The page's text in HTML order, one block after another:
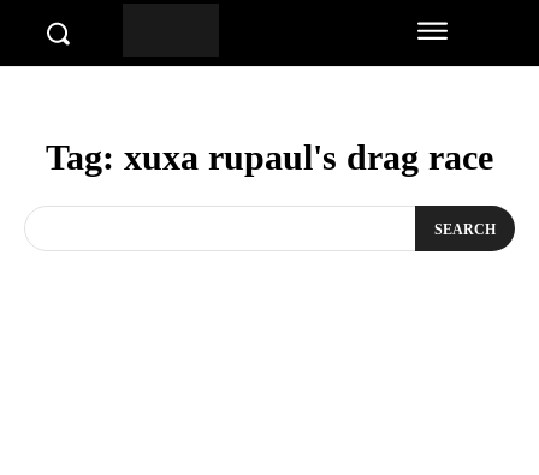
Tag: xuxa rupaul's drag race
SEARCH